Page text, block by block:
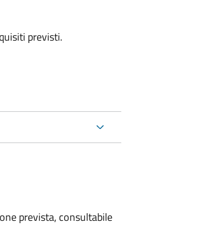
previsti.
prevista, consultabile